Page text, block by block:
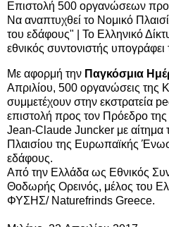
Επιστολή 500 οργανώσεων
Να αναπτυχθεί το Νομικό
του εδάφους" | Το Ελληνικό
εθνικός συντονιστής υπογράφει
Με αφορμή την Παγκόσμια
Απριλίου, 500 οργανώσεις της
συμμετέχουν στην εκστρατεία
επιστολή προς τον Πρόεδρο
Jean-Claude Juncker με αίτημα
Πλαισίου της Ευρωπαϊκής
εδάφους.
Από την Ελλάδα ως Εθνικός
Θοδωρής Ορεινός, μέλος του
ΦΥΣΗΣ/ Naturefrinds Greece.